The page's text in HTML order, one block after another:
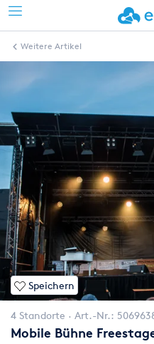
Weitere Artikel
Speichern
4 Standorte Art.-Nr.:
Mobile Bühne